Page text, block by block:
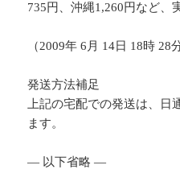
735円、沖縄1,260円など、
（2009年 6月 14日 18時 28
発送方法補足
上記の宅配での発送は、日
ます。
— 以下省略 —